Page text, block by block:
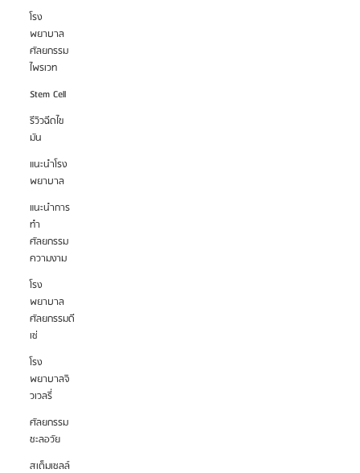
โรง
พยาบาล
ศัลยกรรม
ไพรเวท
Stem Cell
รีวิวฉีดไข
มัน
แนะนำโรง
พยาบาล
แนะนำการ
ทำ
ศัลยกรรม
ความงาม
โรง
พยาบาล
ศัลยกรรมดี
เซ่
โรง
พยาบาลจิ
วเวลรี่
ศัลยกรรม
ชะลอวัย
สเต็มเซลล์